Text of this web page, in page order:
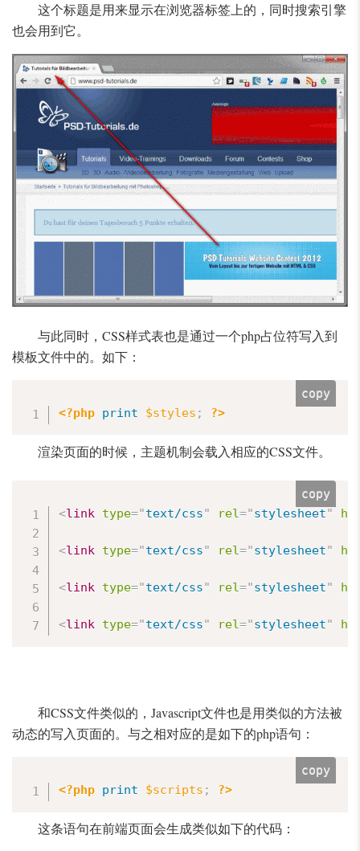
这个标题是用来显示在浏览器标签上的，同时搜索引擎
也会用到它。
与此同时，CSS样式表也是通过一个php占位符写入到
模板文件中的。如下：
<?php print $styles ; ?>
copy
渲染页面的时候，主题机制会载入相应的CSS文件。
<link type="text/css" rel="stylesheet"
<link type="text/css" rel="stylesheet"
<link type="text/css" rel="stylesheet"
<link type="text/css" rel="stylesheet"
copy
和CSS文件类似的，Javascript文件也是用类似的方法被
动态的写入页面的。与之相对应的是如下的php语句：
<?php print $scripts ; ?>
copy
这条语句在前端页面会生成类似如下的代码：